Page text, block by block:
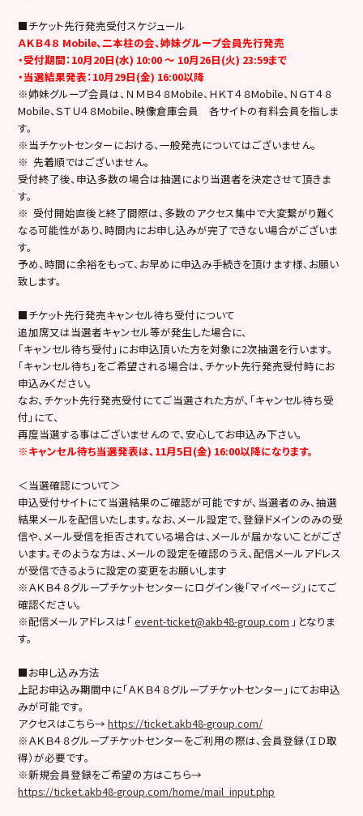
■チケット先行発売受付スケジュール
ＡＫＢ４８ Mobile、二本柱の会、姉妹グループ会員先行発売
・受付期間：10月20日(水) 10:00 ～ 10月26日(火) 23:59まで
・当選結果発表：10月29日(金) 16:00以降
※姉妹グループ会員は、ＮＭＢ４８Mobile、ＨＫＴ４８Mobile、ＮＧＴ４８
Mobile、ＳＴＵ４８Mobile、映像倉庫会員 各サイトの有料会員を指しま
す。
※当チケットセンターにおける、一般発売についてはございません。
※ 先着順ではございません。
受付終了後、申込多数の場合は抽選により当選者を決定させて頂きま
す。
※ 受付開始直後と終了間際は、多数のアクセス集中で大変繋がり難く
なる可能性があり、時間内にお申し込みが完了できない場合がございま
す。
予め、時間に余裕をもって、お早めに申込み手続きを頂けます様、お願い
致します。
■チケット先行発売キャンセル待ち受付について
追加席又は当選者キャンセル等が発生した場合に、
「キャンセル待ち受付」にお申込頂いた方を対象に2次抽選を行います。
「キャンセル待ち」をご希望される場合は、チケット先行発売受付時にお
申込みください。
なお、チケット先行発売受付にてご当選された方が、「キャンセル待ち受
付」にて、
再度当選する事はございませんので、安心してお申込み下さい。
※キャンセル待ち当選発表は、11月5日(金) 16:00以降になります。
＜当選確認について＞
申込受付サイトにて当選結果のご確認が可能ですが、当選者のみ、抽選
結果メールを配信いたします。なお、メール設定で、登録ドメインのみの受
信や、メール受信を拒否されている場合は、メールが届かないことがござ
います。そのような方は、メールの設定を確認のうえ、配信メールアドレス
が受信できるように設定の変更をお願いします
※ＡＫＢ４８グループチケットセンターにログイン後「マイページ」にてご
確認ください。
※配信メールアドレスは「event-ticket@akb48-group.com 」となりま
す。
■お申し込み方法
上記お申込み期間中に「ＡＫＢ４８グループチケットセンター」にてお申込
みが可能です。
アクセスはこちら→https://ticket.akb48-group.com/
※ＡＫＢ４８グループチケットセンターをご利用の際は、会員登録（ＩＤ取
得）が必要です。
※新規会員登録をご希望の方はこちら→
https://ticket.akb48-group.com/home/mail_input.php